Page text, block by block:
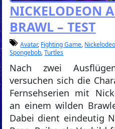
NICKELODEON
BRAWL – TEST
Avatar, Fighting Game,
Spongebob,Turtles
Nach zwei
versuchen sich die
Fernsehserien mit
an einem wilden
Dabei dient eindeutig